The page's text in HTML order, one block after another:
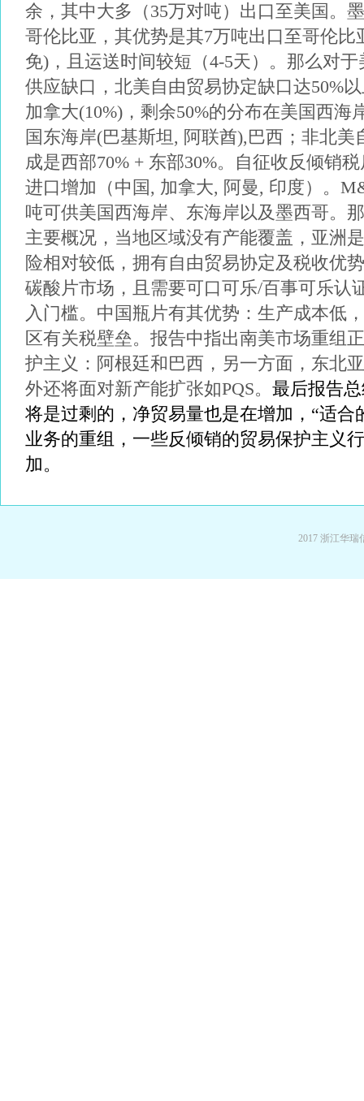
余，其中大多（35万对吨）出口至美国。
哥伦比亚，其优势是其7万吨出口至哥伦比
免) ，且运送时间较短（4-5天）。那么对
供应缺口，北美自由贸易协定缺口达50%
加拿大(10%) ，剩余50%的分布在美国西海
国东海岸(巴基斯坦, 阿联酋),巴西；非北美
成是西部70% + 东部30%。自征收反倾销
进口增加（中国, 加拿大, 阿曼, 印度）。
吨可供美国西海岸、东海岸以及墨西哥。
主要概况，当地区域没有产能覆盖，亚洲
险相对较低，拥有自由贸易协定及税收优
碳酸片市场，且需要可口可乐/百事可乐认
入门槛。中国瓶片有其优势：生产成本低
区有关税壁垒。报告中指出南美市场重组
护主义：阿根廷和巴西，另一方面，东北
外还将面对新产能扩张如PQS。 最后报告
将是过剩的，净贸易量也是在增加，“适合
业务的重组，一些反倾销的贸易保护主义
加。
2017 浙江华瑞